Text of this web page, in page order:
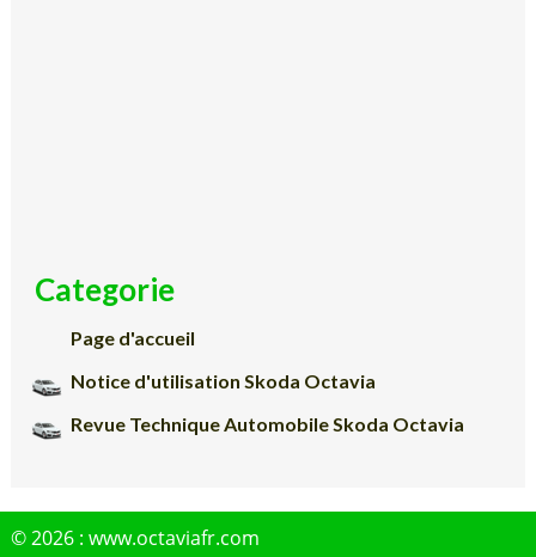
Categorie
Page d'accueil
Notice d'utilisation Skoda Octavia
Revue Technique Automobile Skoda Octavia
© 2026 : www.octaviafr.com